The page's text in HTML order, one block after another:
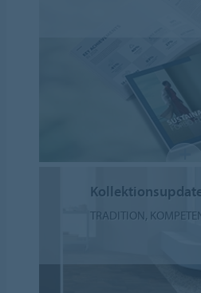
TRADITION,